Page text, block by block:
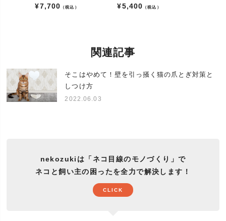
ズ、ねこグッズ、猫goods、キャットグッズ、愛猫グ
商品(アイテム、小物、インテリア)
販売
通販(ネットショップ)、カタログ、専門店
対象の動物
(アニマル/
ペット)
猫、ねこ、ネコ、愛猫、キャット
リカンショートヘア、雑種猫(ミックス)、短毛種、長
毛種などすべての猫種
子猫、成猫、高齢猫(老猫/シニア猫/年寄り猫)
¥7,700 （税込）
¥5,400 （税込）
関連記事
そこはやめて！壁を引っ掻く猫の爪とぎ対策と
しつけ方
2022.06.03
nekozukiは「ネコ目線のモノづくり」で
ネコと飼い主の困ったを全力で解決します！
CLICK